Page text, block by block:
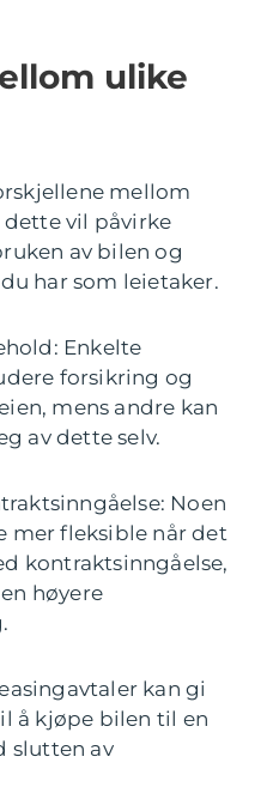
ulike
mellom
vil påvirke
av bilen og
har som leietaker.
Enkelte
forsikring og
mens andre kan
av dette selv.
Noen
mer fleksible når det
kontraktsinngåelse,
høyere
kan gi
å kjøpe bilen til en
slutten av